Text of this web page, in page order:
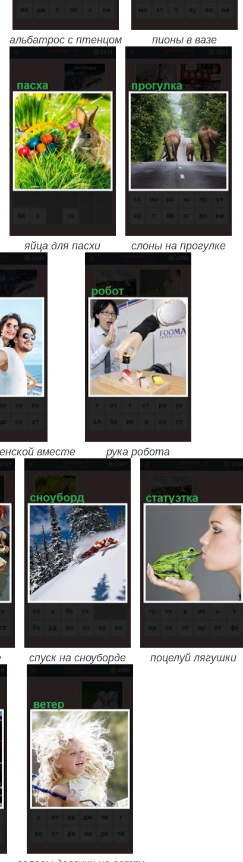
альбатрос с птенцом пионы в вазе
яйца для пасхи слоны на прогулке
вместе рука робота
спуск на сноуборде поцелуй лягушки